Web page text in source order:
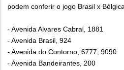
podem conferir o jogo Brasil x
- Avenida Alvares Cabral, 1881
- Avenida Brasil, 924
- Avenida do Contorno, 6777, 9090
- Avenida Bandeirantes, 200